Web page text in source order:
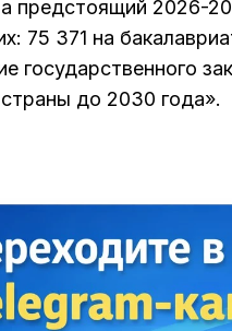
предстоящий 2026-
75 371 на
государственного
до 2030 года».